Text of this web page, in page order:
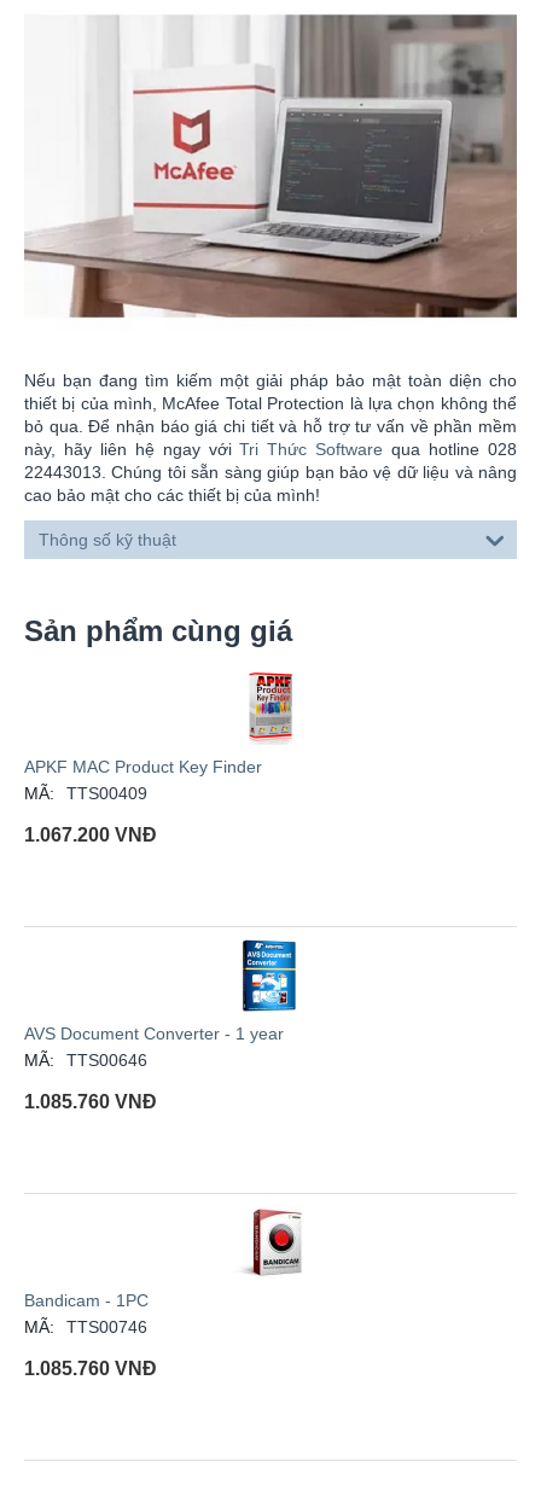
Nếu bạn đang tìm kiếm một giải pháp bảo mật toàn diện cho
thiết bị của mình, McAfee Total Protection là lựa chọn không thể
bỏ qua. Để nhận báo giá chi tiết và hỗ trợ tư vấn về phần mềm
này, hãy liên hệ ngay vớiTri Thức Softwarequa hotline 028
22443013. Chúng tôi sẵn sàng giúp bạn bảo vệ dữ liệu và nâng
cao bảo mật cho các thiết bị của mình!
Thông số kỹ thuật
Sản phẩm cùng giá
APKF MAC Product Key Finder
MÃ:
TTS00409
1.067.200 VNĐ
AVS Document Converter - 1 year
MÃ:
TTS00646
1.085.760 VNĐ
Bandicam - 1PC
MÃ:
TTS00746
1.085.760 VNĐ